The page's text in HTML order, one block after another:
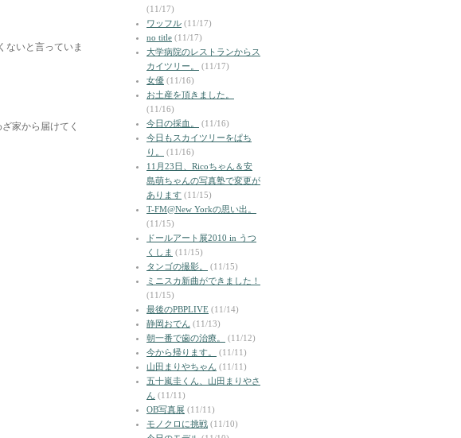
ないと言っていま
家から届けてく
(11/17)
ワッフル (11/17)
no title (11/17)
大学病院のレストランからス
カイツリー。
(11/17)
女優 (11/16)
お土産を頂きました。
(11/16)
今日の採血。
(11/16)
今日もスカイツリーをぱち
り。
(11/16)
11月23日、Ricoちゃん＆安
島萌ちゃんの写真塾で変更が
あります (11/15)
T-FM@New Yorkの思い出。
(11/15)
ドールアート展2010 in うつ
くしま (11/15)
タンゴの撮影。
(11/15)
ミニスカ新曲ができました！
(11/15)
最後のPBPLIVE (11/14)
静岡おでん (11/13)
朝一番で歯の治療。
(11/12)
今から帰ります。
(11/11)
山田まりやちゃん (11/11)
五十嵐圭くん、山田まりやさ
ん (11/11)
OB写真展 (11/11)
モノクロに挑戦 (11/10)